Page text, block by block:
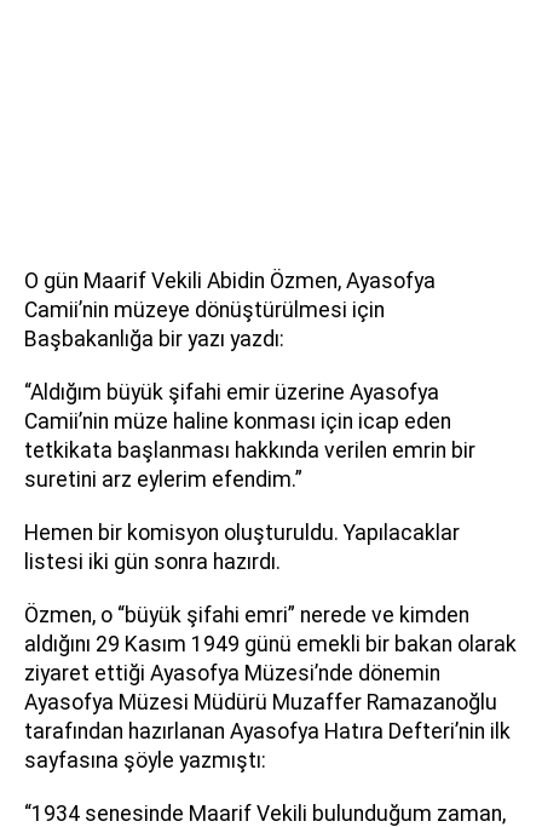
O gün Maarif Vekili Abidin Özmen, Ayasofya
Camii’nin müzeye dönüştürülmesi için
Başbakanlığa bir yazı yazdı:
“Aldığım büyük şifahi emir üzerine Ayasofya
Camii’nin müze haline konması için icap eden
tetkikata başlanması hakkında verilen emrin bir
suretini arz eylerim efendim.”
Hemen bir komisyon oluşturuldu. Yapılacaklar
listesi iki gün sonra hazırdı.
Özmen, o “büyük şifahi emri” nerede ve kimden
aldığını 29 Kasım 1949 günü emekli bir bakan olarak
ziyaret ettiği Ayasofya Müzesi’nde dönemin
Ayasofya Müzesi Müdürü Muzaffer Ramazanoğlu
tarafından hazırlanan Ayasofya Hatıra Defteri’nin ilk
sayfasına şöyle yazmıştı:
“1934 senesinde Maarif Vekili bulunduğum zaman,